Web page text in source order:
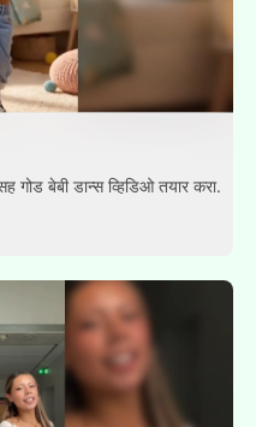
गोड बेबी डान्स व्हिडिओ तयार करा.